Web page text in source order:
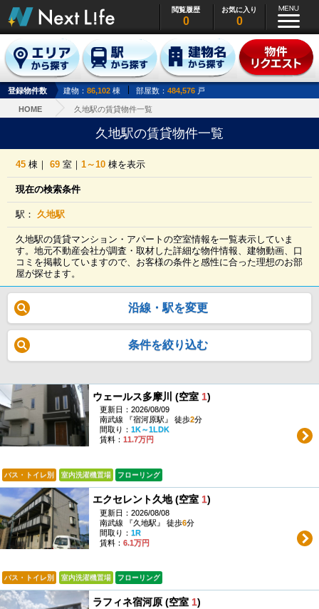
閲覧履歴
0
お気に入り
0
登録物件数 建物： 86,102 棟 部屋数： 484,576 戸
HOME 久地駅の賃貸物件一覧
久地駅の賃貸物件一覧
45 棟｜69 室｜1～10 棟を表示
現在の検索条件
駅：久地駅
久地駅の賃貸マンション・アパートの空室情報を一覧表示していま
す。地元不動産会社が調査・取材した詳細な物件情報、建物動画、口
コミを掲載していますので、お客様の条件と感性に合った理想のお部
屋が探せます。
沿線・駅を変更
条件を絞り込む
ウェールス多摩川 (空室 1)
更新日：2026/08/09
南武線 『宿河原駅』 徒歩2分
間取り： 1K～1LDK
賃料： 11.7万円
バス・トイレ別 室内洗濯機置場 フローリング
エクセレント久地 (空室 1)
更新日：2026/08/08
南武線 『久地駅』 徒歩6分
間取り： 1R
賃料： 6.1万円
バス・トイレ別 室内洗濯機置場 フローリング
ラフィネ宿河原 (空室 1)